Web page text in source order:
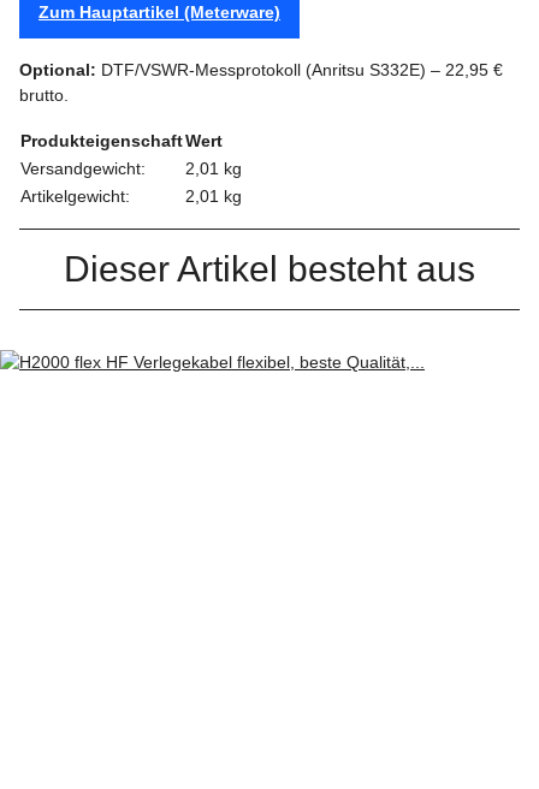
Zum Hauptartikel (Meterware)
Optional: DTF/VSWR‑Messprotokoll (Anritsu S332E) – 22,95 €
brutto.
ProdukteigenschaftWert
Versandgewicht:
2,01 kg
Artikelgewicht:
2,01 kg
Dieser Artikel besteht aus